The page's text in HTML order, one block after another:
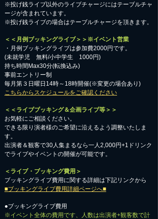
※投げ銭ライブ以外のライブチャージにはテーブルチャ
ージが含まれています。
※投げ銭ライブの場合はテーブルチャージを頂きます。
＜＜月例ブッキングライブ＞＞※イベント営業
・月例ブッキングライブは参加費2000円です。
​(未就学児 無料/小中学生 1000円)
持ち時間Max30分(転換込み)
事前エントリー制
毎月第３日曜日14時～18時開催(※変更の場合あり)
こちらからスケジュールをご確認ください
＜＜ライブブッキング＆企画ライブ等＞＞
お気軽にご相談ください。​
​できる限り演者様のご希望に沿えるよう調整いたしま
す。
出演者＆観客で30人集まるなら一人2,000円+1ドリンク
でライブやイベントの開催が可能です。
＜ライブ・ブッキング費用＞
ブッキングライブ費用に関する詳細は下記リンクから
■ブッキングライブ費用詳細ページへ■
●ブッキングライブ費用
※イベント全体の費用です、人数は出演者+観客数で計